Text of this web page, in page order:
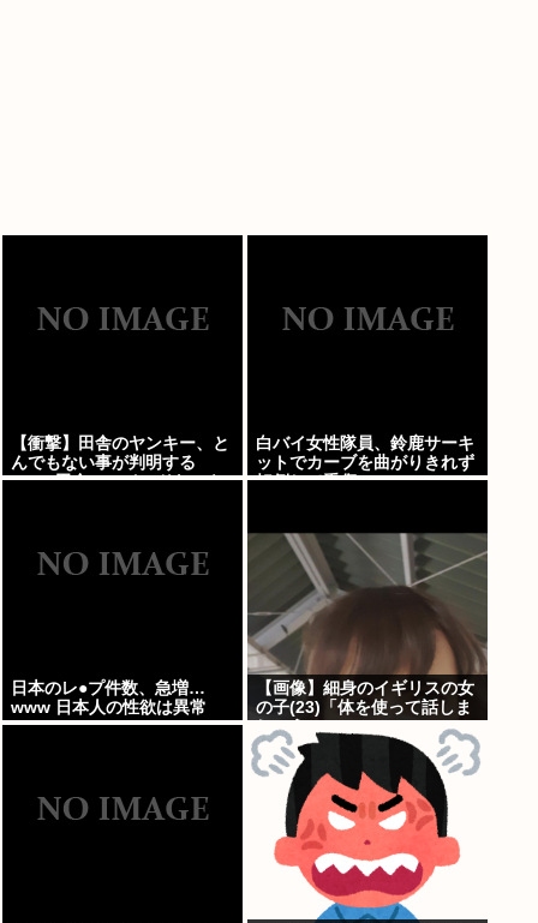
【衝撃】田舎のヤンキー、と
んでもない事が判明する
www 田舎のマイルドヤンキ
白バイ女性隊員、鈴鹿サーキ
ットでカーブを曲がりきれず
転倒して重傷
日本のレ●プ件数、急増…
www 日本人の性欲は異常
【画像】細身のイギリスの女
の子(23)「体を使って話しま
しょう…